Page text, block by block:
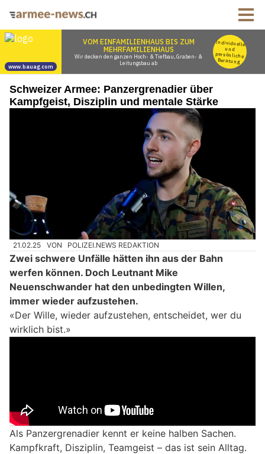
Schweizer Armee: Panzergrenadier über
Kampfgeist, Disziplin und mentale Stärke
21.02.25 VON POLIZEI.NEWS REDAKTION
Zwei schwere Unfälle hätten ihn aus der Bahn
werfen können. Doch Leutnant Mike
Neuenschwander hat den unbedingten Willen,
immer wieder aufzustehen.
«Der Wille, wieder aufzustehen, entscheidet, wer du
wirklich bist.»
Als Panzergrenadier kennt er keine halben Sachen.
Kampfkraft, Disziplin, Teamgeist – das ist sein Alltag.